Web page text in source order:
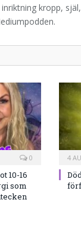
kropp,
0
10-16
som
4